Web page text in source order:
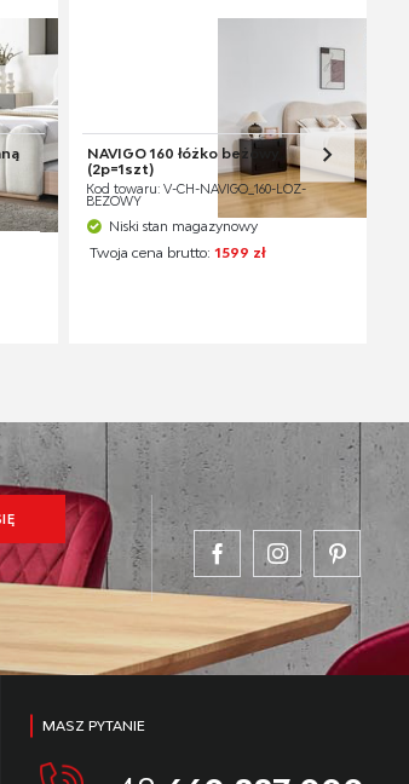
NAVIGO 160 łóżko beżowy
(2p=1szt)
Kod towaru: V-CH-NAVIGO_160-LOZ-
BEŻOWY
Niski stan magazynowy
Twoja cena brutto:1599 zł
MASZ PYTANIE